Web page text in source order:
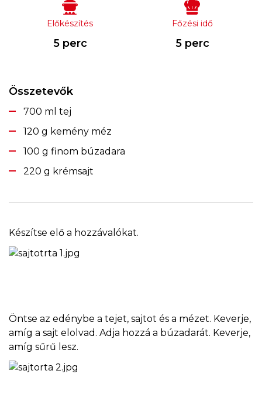
Előkészítés
5 perc
Főzési idő
5 perc
Összetevők
700 ml tej
120 g kemény méz
100 g finom búzadara
220 g krémsajt
Készítse elő a hozzávalókat.
Öntse az edénybe a tejet, sajtot és a mézet. Keverje,
amíg a sajt elolvad. Adja hozzá a búzadarát. Keverje,
amíg sűrű lesz.